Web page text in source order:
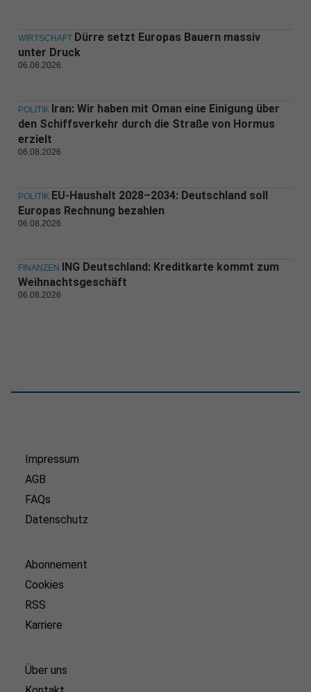
WIRTSCHAFT Dürre setzt Europas Bauern massiv
unter Druck
06.08.2026
POLITIK Iran: Wir haben mit Oman eine Einigung über
den Schiffsverkehr durch die Straße von Hormus
erzielt
06.08.2026
POLITIK EU-Haushalt 2028–2034: Deutschland soll
Europas Rechnung bezahlen
06.08.2026
FINANZEN
ING Deutschland: Kreditkarte kommt zum
Weihnachtsgeschäft
06.08.2026
Impressum
AGB
FAQs
Datenschutz
Abonnement
Cookies
RSS
Karriere
Über uns